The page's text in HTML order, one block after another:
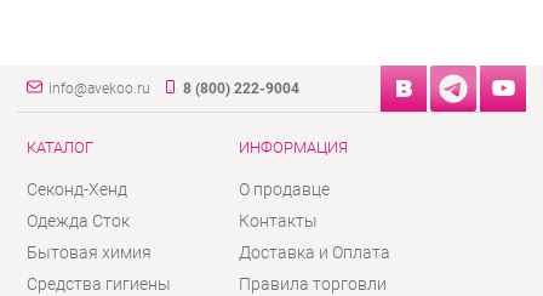
info@avekoo.ru 8 (800) 222-9004
КАТАЛОГ
Секонд-Хенд
Одежда Сток
Бытовая химия
Средства гигиены
ИНФОРМАЦИЯ
О продавце
Контакты
Доставка и Оплата
Правила торговли